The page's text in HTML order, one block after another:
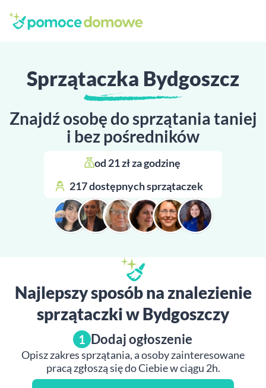
Sprzątaczka Bydgoszcz
Znajdź osobę do sprzątania taniej
i bez pośredników
od 21 zł za godzinę
217 dostępnych sprzątaczek
Najlepszy sposób na znalezienie
sprzątaczki w Bydgoszczy
1 Dodaj ogłoszenie
Opisz zakres sprzątania, a osoby zainteresowane
pracą zgłoszą się do Ciebie w ciągu 2h.